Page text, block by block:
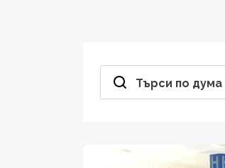
Търси по дума